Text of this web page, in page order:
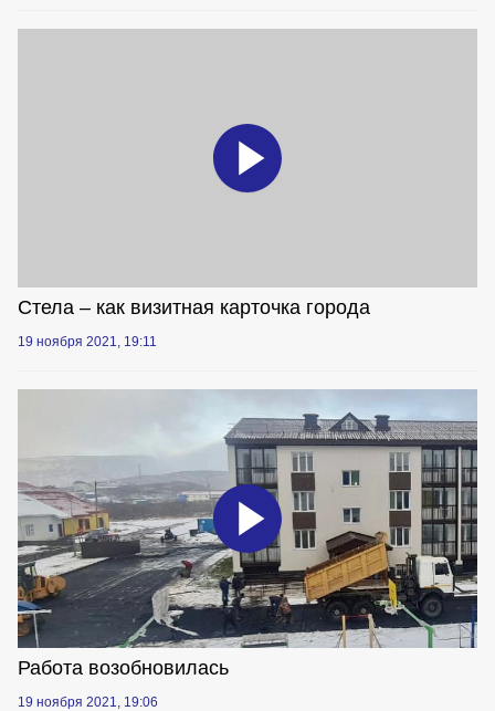
Стела – как визитная карточка города
19 ноября 2021, 19:11
Работа возобновилась
19 ноября 2021, 19:06